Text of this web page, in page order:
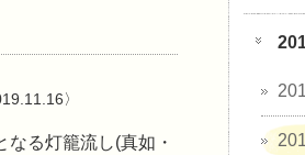
〉
る灯籠流し(真如・